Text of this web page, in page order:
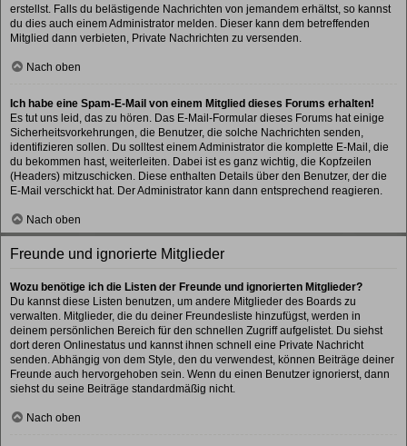
erstellst. Falls du belästigende Nachrichten von jemandem erhältst, so kannst
du dies auch einem Administrator melden. Dieser kann dem betreffenden
Mitglied dann verbieten, Private Nachrichten zu versenden.
Nach oben
Ich habe eine Spam-E-Mail von einem Mitglied dieses Forums erhalten!
Es tut uns leid, das zu hören. Das E-Mail-Formular dieses Forums hat einige
Sicherheitsvorkehrungen, die Benutzer, die solche Nachrichten senden,
identifizieren sollen. Du solltest einem Administrator die komplette E-Mail, die
du bekommen hast, weiterleiten. Dabei ist es ganz wichtig, die Kopfzeilen
(Headers) mitzuschicken. Diese enthalten Details über den Benutzer, der die
E-Mail verschickt hat. Der Administrator kann dann entsprechend reagieren.
Nach oben
Freunde und ignorierte Mitglieder
Wozu benötige ich die Listen der Freunde und ignorierten Mitglieder?
Du kannst diese Listen benutzen, um andere Mitglieder des Boards zu
verwalten. Mitglieder, die du deiner Freundesliste hinzufügst, werden in
deinem persönlichen Bereich für den schnellen Zugriff aufgelistet. Du siehst
dort deren Onlinestatus und kannst ihnen schnell eine Private Nachricht
senden. Abhängig von dem Style, den du verwendest, können Beiträge deiner
Freunde auch hervorgehoben sein. Wenn du einen Benutzer ignorierst, dann
siehst du seine Beiträge standardmäßig nicht.
Nach oben